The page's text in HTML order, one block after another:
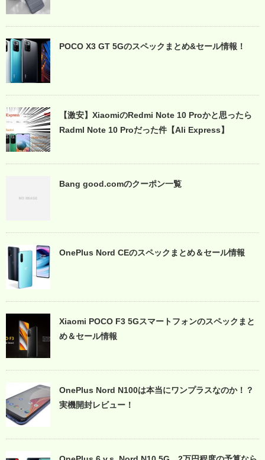
POCO X3 GT 5Gのスペックまとめ&セール情報！
【激安】XiaomiのRedmi Note 10 Proかと思ったら
Radml Note 10 Proだった件【Ali Express】
Bang good.comのクーポン一覧
OnePlus Nord CEのスペックまとめ＆セール情報
Xiaomi POCO F3 5Gスマートフォンのスペックまと
め＆セール情報
OnePlus Nord N100は本当にワンプラスなのか！？
実機開封レビュー！